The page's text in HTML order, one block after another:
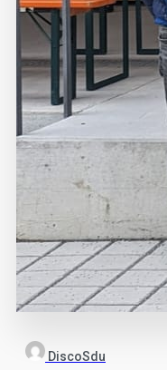
DiscoSdu